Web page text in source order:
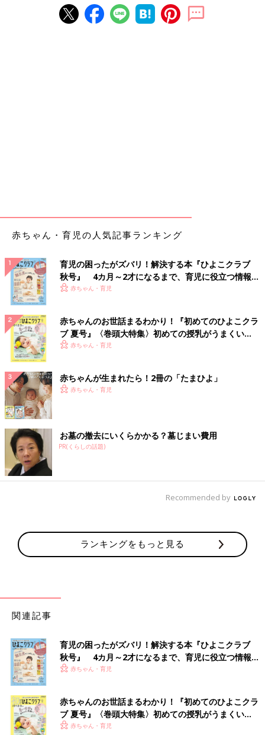
（KADOKAWA）発売中。
つけ”を解決する方法を紹介します！
入眠時に部屋や寝床が寒いと、体の交感神経が体温を温めようと
質のいい睡眠をとるための、冬の寝室の温度は20度前後が最適と
いわれています。16度以下になると、寒すぎて目覚めてしまうこ
とも。
朝方のいちばん寒くなる時間帯、４～５時ごろに室温が下がりす
ぎないように注意しましょう。
寝かせる前の寝室は23度くらいに
ねんねルーティン後、スムーズに入眠させるために、夜寝かせる
寝室は23度くらいに暖めておきます。
夜中に、18～20度くらいに室温を保てるのであれば、数時間後
に暖房が切れるようタイマーをセットしてもいいでしょう。18～
20度を保てない場合、暖房は20度くらいで朝までつけたままで
OK。
朝方の夜泣きや早朝起きは寒さが原因の場合も
をしたり、早朝起きをす
性があります。寝る前に暖房を切っている場合は、３時台に暖房
を入れ、寝室を18～20度くらいに暖めて。タイマーがあれば活
用しましょう。
暖房を朝までつけた状態にすると、気になるのは乾燥対策です。
ルスは、乾燥した環境の中で活発になるともいわれています。
部屋の湿度は40～60%くらいに
冬は、何も対策をしない状態だと、湿度40％を保つことは、なか
なか難しいと思います。ぜひ、加湿器などを活用し、湿度40～
50%くらいを保つように調整しましょう。
赤ちゃん・育児の人気記事ランキング
育児の困ったがズバリ！解決する本『ひよこクラブ
秋号』 4カ月～2才になるまで、育児に役立つ情報が
いっぱい！
赤ちゃん・育児
赤ちゃんのお世話まるわかり！『初めてのひよこクラ
ブ 夏号』〈巻頭大特集〉初めての授乳がうまくい
く！ おっぱい・ミルクの基本と夏のトラブル 解決テ
赤ちゃん・育児
赤ちゃんが生まれたら！2冊の「たまひよ」
赤ちゃん・育児
お墓の撤去にいくらかかる？墓じまい費用
PR(くらしの話題)
Recommended by
ランキングをもっと見る
関連記事
育児の困ったがズバリ！解決する本『ひよこクラブ
秋号』 4カ月～2才になるまで、育児に役立つ情報が
いっぱい！
赤ちゃん・育児
赤ちゃんのお世話まるわかり！『初めてのひよこクラ
ブ 夏号』〈巻頭大特集〉初めての授乳がうまくい
く！ おっぱい・ミルクの基本と夏のトラブル 解決テ
赤ちゃん・育児